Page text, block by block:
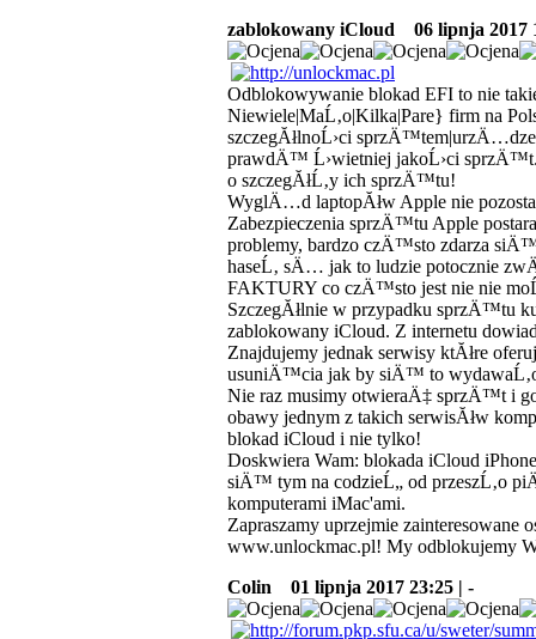
zablokowany iCloud
06 lipnja 2017
Odblokowywanie blokad EFI to nie
Niewiele|MaĹ‚o|Kilka|Pare} firm na
szczegĂłlnoĹ›ci
prawdÄ™ Ĺ›wietniej jakoĹ›ci sprzÄ™t.
o szczegĂłĹ‚y ich sprzÄ™tu!
WyglÄ…d laptopĂłw Apple nie
Zabezpieczenia sprzÄ™tu Apple
problemy, bardzo czÄ™sto zdarza
haseĹ‚ sÄ… jak to ludzie potocznie
FAKTURY co czÄ™sto jest nie nie
SzczegĂłlnie w przypadku sprzÄ™tu
zablokowany iCloud. Z internetu
Znajdujemy jednak serwisy ktĂłre
usuniÄ™cia jak by siÄ™ to
Nie raz musimy otwieraÄ‡ sprzÄ™t i
obawy jednym z takich serwisĂłw
blokad iCloud i nie tylko!
Doskwiera Wam: blokada iCloud
siÄ™ tym na codzieĹ„ od przeszĹ‚o
komputerami iMac'ami.
Zapraszamy uprzejmie
www.unlockmac.pl! My odblokujemy
Colin
01 lipnja 2017 23:25 | -